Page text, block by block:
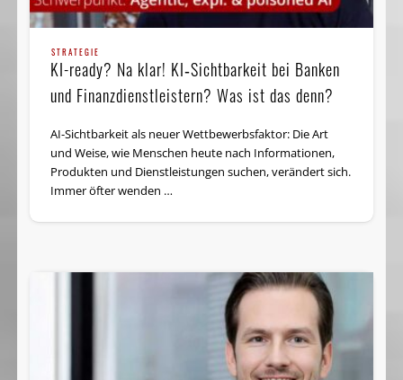
STRATEGIE
KI-ready? Na klar! KI‑Sichtbarkeit bei Banken
und Finanzdienstleistern? Was ist das denn?
AI-Sichtbarkeit als neuer Wettbewerbsfaktor: Die Art
und Weise, wie Menschen heute nach Informationen,
Produkten und Dienstleistungen suchen, verändert sich.
Immer öfter wenden …